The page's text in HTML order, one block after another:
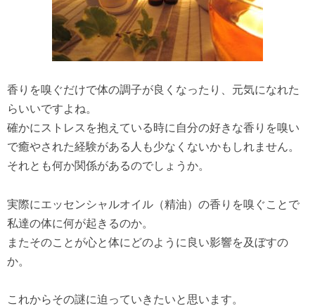
香りを嗅ぐだけで体の調子が良くなったり、元気になれた
らいいですよね。
確かにストレスを抱えている時に自分の好きな香りを嗅い
で癒やされた経験がある人も少なくないかもしれません。
それとも何か関係があるのでしょうか。
実際にエッセンシャルオイル（精油）の香りを嗅ぐことで
私達の体に何が起きるのか。
またそのことが心と体にどのように良い影響を及ぼすの
か。
これからその謎に迫っていきたいと思います。